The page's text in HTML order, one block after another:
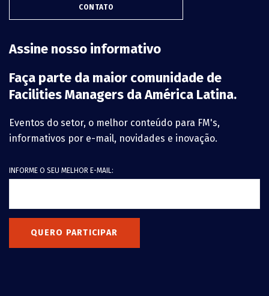
CONTATO
Assine nosso informativo
Faça parte da maior comunidade de
Facilities Managers da América Latina.
Eventos do setor, o melhor conteúdo para FM's,
informativos por e-mail, novidades e inovação.
INFORME O SEU MELHOR E-MAIL:
QUERO PARTICIPAR